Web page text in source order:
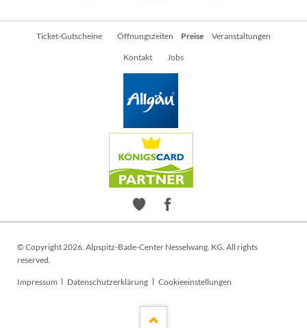
Navigation
Ticket-Gutscheine Öffnungszeiten Preise Veranstaltungen
Kontakt Jobs
© Copyright 2026. Alpspitz-Bade-Center Nesselwang. KG. All rights
reserved.
Navigation
Impressum Datenschutzerklärung Cookieeinstellungen